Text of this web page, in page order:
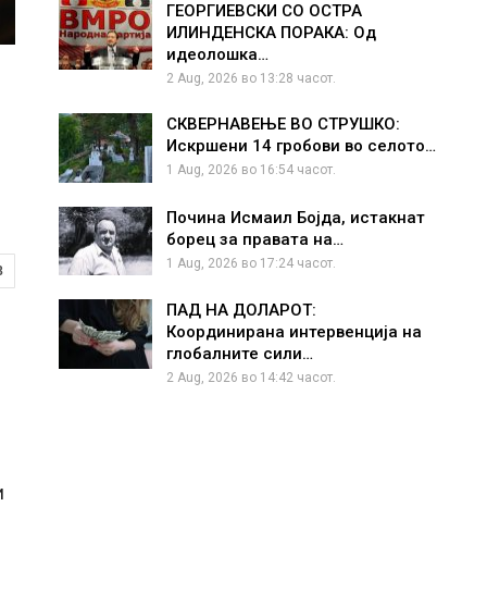
ГЕОРГИЕВСКИ СО ОСТРА
ИЛИНДЕНСКА ПОРАКА: Од
идеолошка…
2 Aug, 2026 во 13:28 часот.
СКВЕРНАВЕЊЕ ВО СТРУШКО:
Искршени 14 гробови во селото…
1 Aug, 2026 во 16:54 часот.
Почина Исмаил Бојда, истакнат
борец за правата на…
1 Aug, 2026 во 17:24 часот.
ПАД НА ДОЛАРОТ:
Координирана интервенција на
глобалните сили…
2 Aug, 2026 во 14:42 часот.